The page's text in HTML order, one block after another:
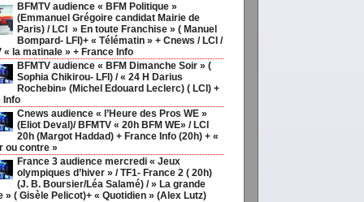
BFMTV audience « BFM Politique »
(Emmanuel Grégoire candidat Mairie de
Paris) / LCI » En toute Franchise » ( Manuel
Bompard- LFI)+ « Télématin » + Cnews / LCI /
« la matinale » + France Info
BFMTV audience « BFM Dimanche Soir » (
Sophia Chikirou- LFI) / « 24 H Darius
Rochebin» (Michel Edouard Leclerc) ( LCI) +
Info
Cnews audience « l’Heure des Pros WE »
(Eliot Deval)/ BFMTV « 20h BFM WE» / LCI
20h (Margot Haddad) + France Info (20h) + «
ou contre »
France 3 audience mercredi « Jeux
olympiques d’hiver » / TF1- France 2 ( 20h)
(J. B. Boursier/Léa Salamé) / » La grande
» ( Gisèle Pelicot)+ « Quotidien » (Alex Lutz)